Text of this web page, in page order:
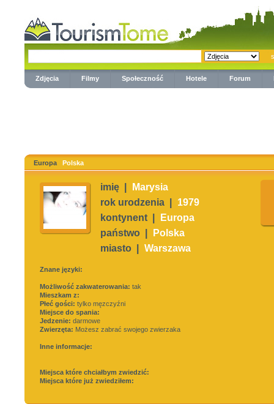
Zdjęcia Filmy Społeczność Hotele Forum
Europa Polska
imię |
Marysia
rok urodzenia |
1979
kontynent |
Europa
państwo |
Polska
miasto |
Warszawa
Znane języki:
Możliwość zakwaterowania: tak
Mieszkam z:
Płeć gości: tylko męzczyźni
Miejsce do spania:
Jedzenie: darmowe
Zwierzęta: Możesz zabrać swojego zwierzaka
Inne informacje:
Miejsca które chciałbym zwiedzić:
Miejsca które już zwiedziłem: